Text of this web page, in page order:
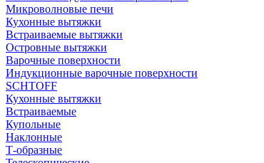
Микроволновые печи
Кухонные вытяжки
Встраиваемые вытяжки
Островные вытяжки
Варочные поверхности
Индукционные варочные поверхности
SCHTOFF
Кухонные вытяжки
Встраиваемые
Купольные
Наклонные
Т-образные